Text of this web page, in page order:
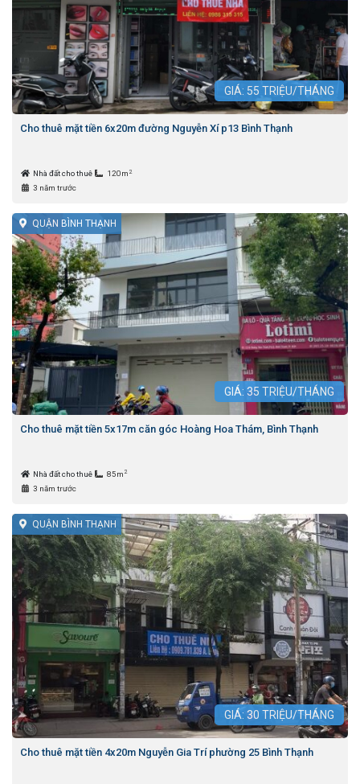
GIÁ: 55 TRIỆU/THÁNG
Cho thuê mặt tiền 6x20m đường Nguyễn Xí p13 Bình Thạnh
Nhà đất cho thuê 120m 2
3 năm trước
QUẬN BÌNH THẠNH
GIÁ: 35 TRIỆU/THÁNG
Cho thuê mặt tiền 5x17m căn góc Hoàng Hoa Thám, Bình Thạnh
Nhà đất cho thuê 85m 2
3 năm trước
QUẬN BÌNH THẠNH
GIÁ: 30 TRIỆU/THÁNG
Cho thuê mặt tiền 4x20m Nguyễn Gia Trí phường 25 Bình Thạnh